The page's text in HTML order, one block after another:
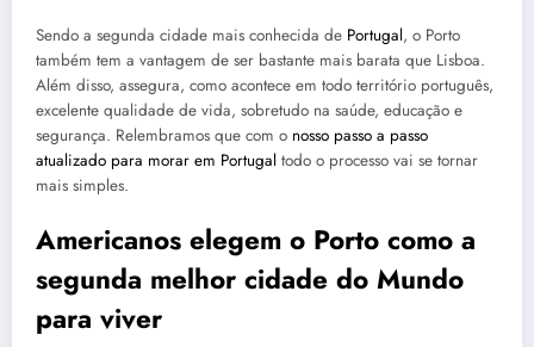
Sendo a segunda cidade mais conhecida de Portugal, o Porto
também tem a vantagem de ser bastante mais barata que Lisboa.
Além disso, assegura, como acontece em todo território português,
excelente qualidade de vida, sobretudo na saúde, educação e
segurança. Relembramos que com o nosso passo a passo
atualizado para morar em Portugal todo o processo vai se tornar
mais simples.
Americanos elegem o Porto como a
segunda melhor cidade do Mundo
para viver